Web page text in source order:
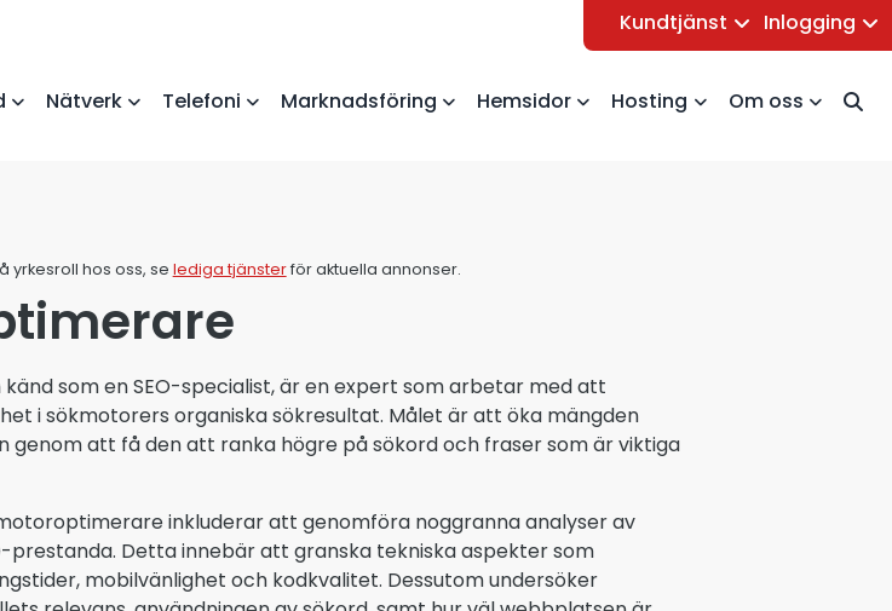
Kundtjänst Inlogging
Nätverk Telefoni Marknadsföring Hemsidor Hosting Om oss
yrkesroll hos oss, se lediga tjänsterför aktuella annonser.
som en SEO-specialist, är en expert som arbetar med att
i sökmotorers organiska sökresultat. Målet är att öka mängden
att få den att ranka högre på sökord och fraser som är viktiga
inkluderar att genomföra noggranna analyser av
prestanda. Detta innebär att granska tekniska aspekter som
mobilvänlighet och kodkvalitet. Dessutom undersöker